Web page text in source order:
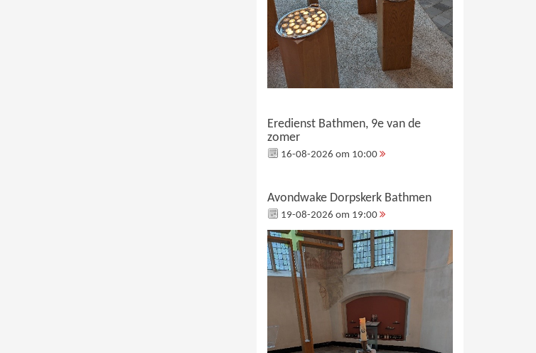
Eredienst Bathmen, 9e van de
zomer
16-08-2026 om 10:00
Avondwake Dorpskerk Bathmen
19-08-2026 om 19:00